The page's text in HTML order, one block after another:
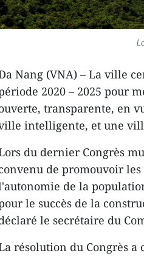
Nang (VNA) – La ville
2020 – 2025 pour
transparente, en
intelligente, et une
du dernier Congrès
de promouvoir
de la
le succès de la
le secrétaire du
résolution du Congrès